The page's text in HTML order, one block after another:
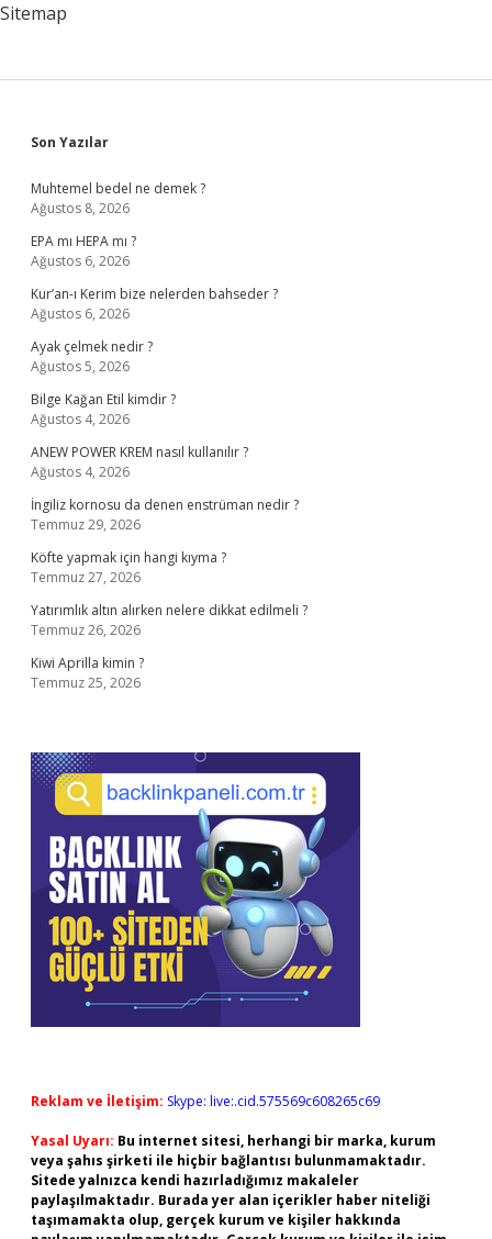
Sitemap
Sidebar
Son Yazılar
Muhtemel bedel ne demek ?
Ağustos 8, 2026
EPA mı HEPA mı ?
Ağustos 6, 2026
Kur’an-ı Kerim bize nelerden bahseder ?
Ağustos 6, 2026
Ayak çelmek nedir ?
Ağustos 5, 2026
Bilge Kağan Etil kimdir ?
Ağustos 4, 2026
ANEW POWER KREM nasıl kullanılır ?
Ağustos 4, 2026
İngiliz kornosu da denen enstrüman nedir ?
Temmuz 29, 2026
Köfte yapmak için hangi kıyma ?
Temmuz 27, 2026
Yatırımlık altın alırken nelere dikkat edilmeli ?
Temmuz 26, 2026
Kiwi Aprilla kimin ?
Temmuz 25, 2026
Reklam ve İletişim: Skype: live:.cid.575569c608265c69
Yasal Uyarı: Bu internet sitesi, herhangi bir marka, kurum
veya şahıs şirketi ile hiçbir bağlantısı bulunmamaktadır.
Sitede yalnızca kendi hazırladığımız makaleler
paylaşılmaktadır. Burada yer alan içerikler haber niteliği
taşımamakta olup, gerçek kurum ve kişiler hakkında